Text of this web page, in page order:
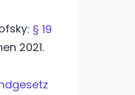
: § 19
2021.